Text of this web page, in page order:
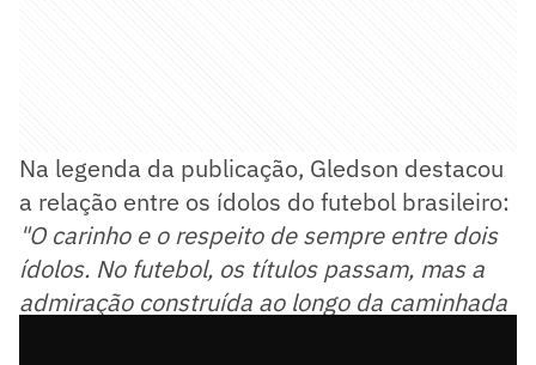
Na legenda da publicação, Gledson destacou
a relação entre os ídolos do futebol brasileiro:
"O carinho e o respeito de sempre entre dois
ídolos. No futebol, os títulos passam, mas a
admiração construída ao longo da caminhada